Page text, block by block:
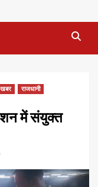
खबर
राजधानी
में संयुक्त